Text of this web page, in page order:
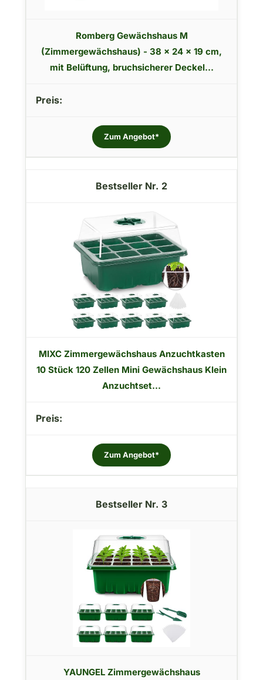
Romberg Gewächshaus M
(Zimmergewächshaus) - 38 x 24 x 19 cm,
mit Belüftung, bruchsicherer Deckel...
Zum Angebot*
2
MIXC Zimmergewächshaus Anzuchtkasten
10 Stück 120 Zellen Mini Gewächshaus Klein
Anzuchtset...
Zum Angebot*
3
YAUNGEL Zimmergewächshaus